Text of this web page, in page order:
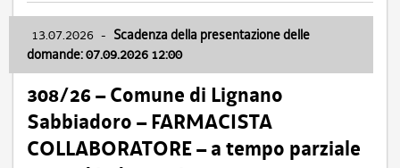
13.07.2026 - Scadenza della presentazione delle
domande: 07.09.2026 12:00
308/26 – Comune di Lignano
Sabbiadoro – FARMACISTA
COLLABORATORE – a tempo parziale